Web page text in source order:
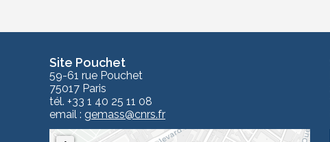
Site Pouchet
59-61 rue Pouchet
75017 Paris
tél. +33 1 40 25 11 08
email : gemass@cnrs.fr